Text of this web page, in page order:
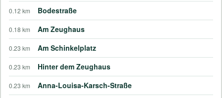
0.12 km Bodestraße
0.18 km Am Zeughaus
0.23 km Am Schinkelplatz
0.23 km Hinter dem Zeughaus
0.23 km Anna-Louisa-Karsch-Straße